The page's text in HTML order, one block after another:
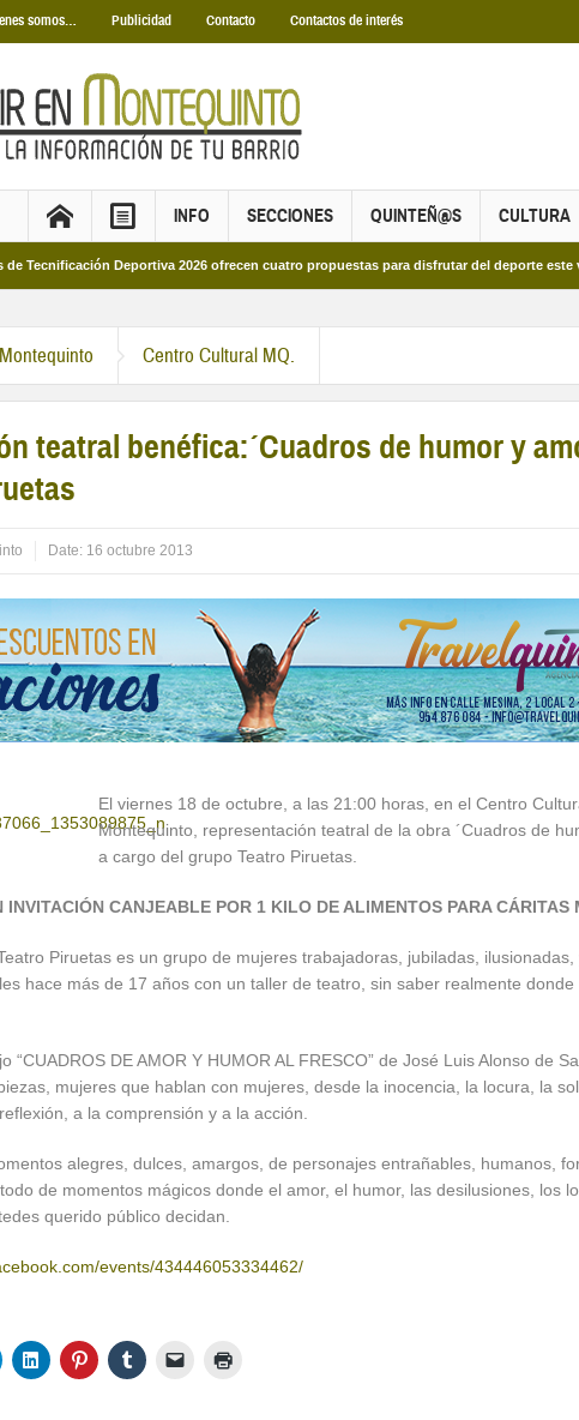
somos… Publicidad Contacto Contactos de interés
INFO SECCIONES QUINTEÑ@S CULTURA
Deportiva 2026 ofrecen cuatro propuestas para disfrutar del deporte este verano
Centro Cultural MQ.
teatral benéfica:´Cuadros de humor y
Date: 16 octubre 2013
El viernes 18 de octubre, a las 21:00 horas, en el Centro
Montequinto, representación teatral de la obra ´Cuadros de
a cargo del grupo Teatro Piruetas.
INVITACIÓN CANJEABLE POR 1 KILO DE ALIMENTOS PARA CÁRITAS
Piruetas es un grupo de mujeres trabajadoras, jubiladas,
hace más de 17 años con un taller de teatro, sin saber realmente
“CUADROS DE AMOR Y HUMOR AL FRESCO” de José Luis Alonso de
mujeres que hablan con mujeres, desde la inocencia, la locura, la
a la comprensión y a la acción.
alegres, dulces, amargos, de personajes entrañables, humanos,
de momentos mágicos donde el amor, el humor, las desilusiones, los
querido público decidan.
events/434446053334462/